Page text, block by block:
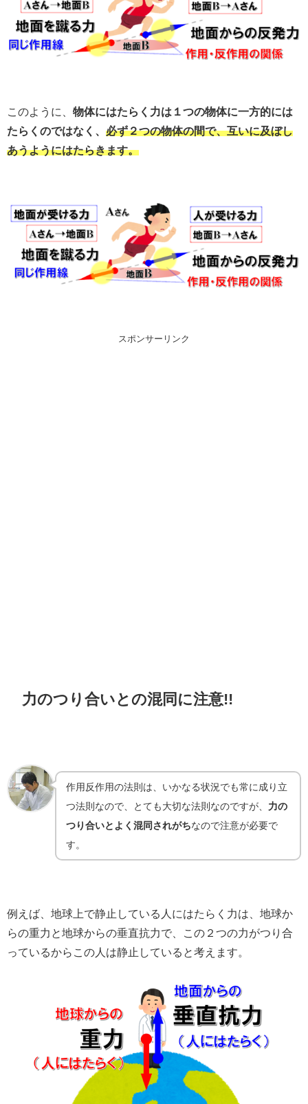
このように、 物体にはたらく力は１つの物体に一方的には
たらくのではなく、 必ず２つの物体の間で、互いに及ぼし
あうようにはたらきます。
スポンサーリンク
力のつり合いとの混同に注意!!
作用反作用の法則は、いかなる状況でも常に成り立
つ法則なので、とても大切な法則なのですが、 力の
つり合いとよく混同されがちなので注意が必要で
す。
例えば、地球上で静止している人にはたらく力は、地球か
らの重力と地球からの垂直抗力で、この２つの力がつり合
っているからこの人は静止していると考えます。